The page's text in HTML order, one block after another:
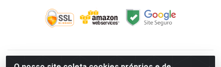
V. C. Ferragens LTDA - Rua do Matoso, 132 - Praça da